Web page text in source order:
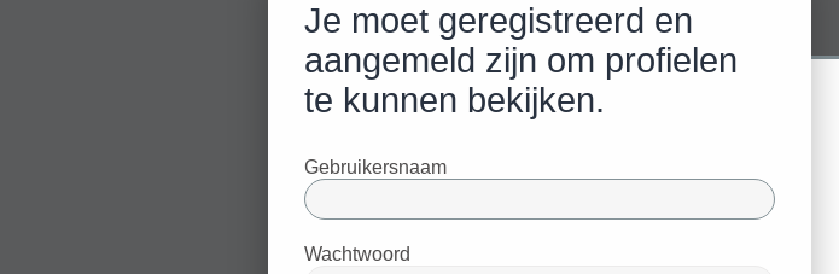
Je moet geregistreerd en
aangemeld zijn om profielen
te kunnen bekijken.
Gebruikersnaam
Wachtwoord